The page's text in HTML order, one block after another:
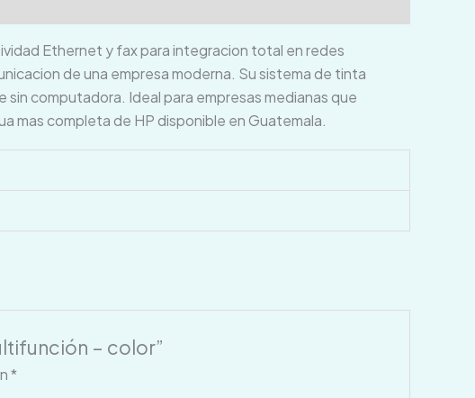
Ethernet y fax para integracion total en redes
de una empresa moderna. Su sistema de tinta
computadora. Ideal para empresas medianas que
mas completa de HP disponible en Guatemala.
– color”
*